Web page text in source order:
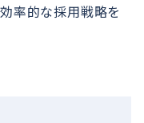
率的な採用戦略を